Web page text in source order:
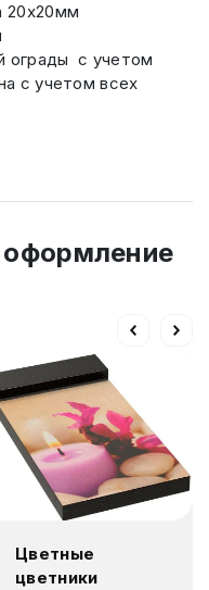
20х20мм
ограды с учетом
с учетом всех
оформление
Цветные
цветники